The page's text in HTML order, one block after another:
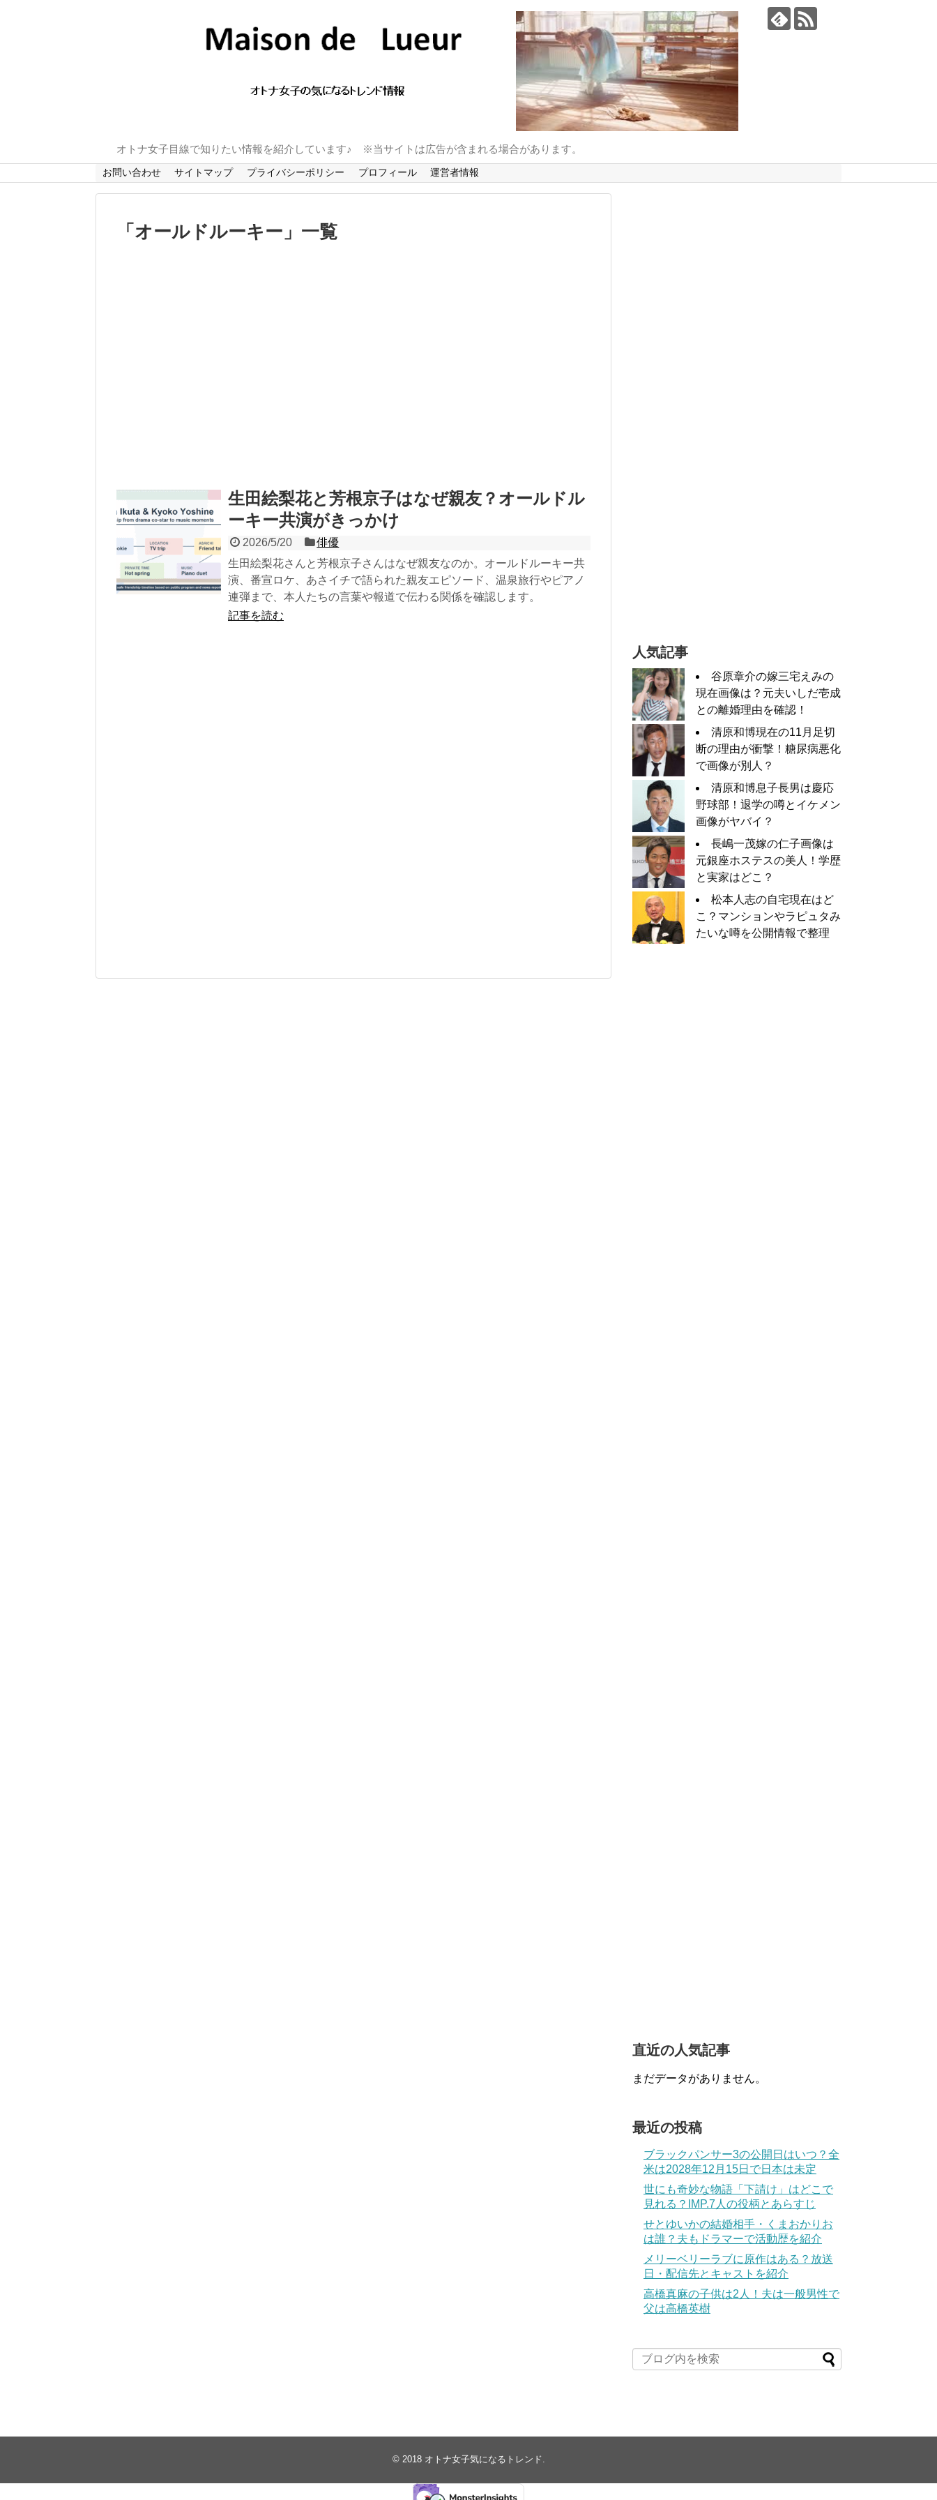
オトナ女子目線で知りたい情報を紹介しています♪ ※当サイトは広告が含まれる場合があります。
お問い合わせ サイトマップ プライバシーポリシー プロフィール 運営者情報
「 オールドルーキー 」 一覧
生田絵梨花と芳根京子はなぜ親友？オールドル
ーキー共演がきっかけ
2026/5/20
俳優
生田絵梨花さんと芳根京子さんはなぜ親友なのか。オールドルーキー共
演、番宣ロケ、あさイチで語られた親友エピソード、温泉旅行やピアノ
連弾まで、本人たちの言葉や報道で伝わる関係を確認します。
記事を読む
人気記事
谷原章介の嫁三宅えみの
現在画像は？元夫いしだ壱成
との離婚理由を確認！
清原和博現在の11月足切
断の理由が衝撃！糖尿病悪化
で画像が別人？
清原和博息子長男は慶応
野球部！退学の噂とイケメン
画像がヤバイ？
長嶋一茂嫁の仁子画像は
元銀座ホステスの美人！学歴
と実家はどこ？
松本人志の自宅現在はど
こ？マンションやラピュタみ
たいな噂を公開情報で整理
直近の人気記事
まだデータがありません。
最近の投稿
ブラックパンサー3の公開日はいつ？全
米は2028年12月15日で日本は未定
世にも奇妙な物語「下請け」はどこで
見れる？IMP.7人の役柄とあらすじ
せとゆいかの結婚相手・くまおかりお
は誰？夫もドラマーで活動歴を紹介
メリーベリーラブに原作はある？放送
日・配信先とキャストを紹介
高橋真麻の子供は2人！夫は一般男性で
父は高橋英樹
© 2018 オトナ女子気になるトレンド.